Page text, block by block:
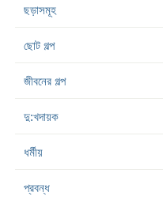
ছড়াসমূহ
ছোট গল্প
জীবনের গল্প
দু:খদায়ক
ধর্মীয়
প্রবন্ধ